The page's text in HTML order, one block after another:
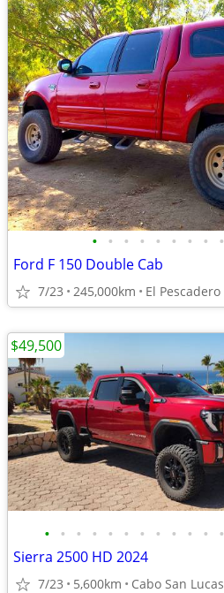
• • • • • • • • •
Ford F 150 Double Cab
7/23 245,000km El Pescadero
• • • • • • • • • • • •
Sierra 2500 HD 2024
7/23 5,600km Cabo San Lucas
$49,500